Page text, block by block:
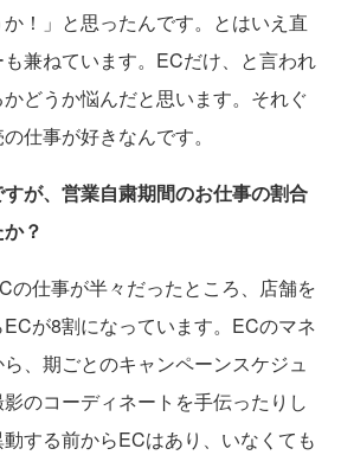
！」と思ったんです。とはいえ直
兼ねています。ECだけ、と言われ
どうか悩んだと思います。それぐ
仕事が好きなんです。
が、営業自粛期間のお仕事の割合
？
の仕事が半々だったところ、店舗を
が8割になっています。ECのマネ
、期ごとのキャンペーンスケジュ
のコーディネートを手伝ったりし
する前からECはあり、いなくても